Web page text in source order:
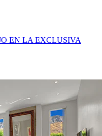
EN LA EXCLUSIVA